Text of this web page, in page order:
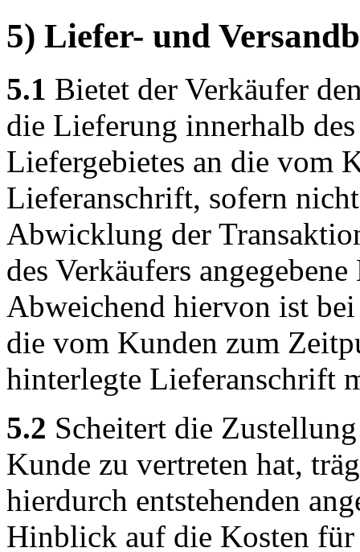
5) Liefer- und
5.1 Bietet der Verkäufer
die Lieferung innerhalb
Liefergebietes an die vom
Lieferanschrift, sofern
Abwicklung der
des Verkäufers
Abweichend hiervon ist
die vom Kunden zum
hinterlegte Lieferanschrift
5.2 Scheitert die
Kunde zu vertreten hat,
hierdurch entstehenden
Hinblick auf die Kosten